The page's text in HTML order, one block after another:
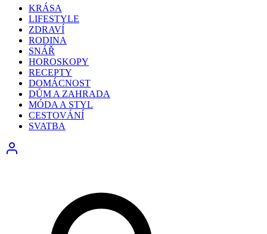
KRÁSA
LIFESTYLE
ZDRAVÍ
RODINA
SNÁŘ
HOROSKOPY
RECEPTY
DOMÁCNOST
DŮM A ZAHRADA
MÓDA A STYL
CESTOVÁNÍ
SVATBA